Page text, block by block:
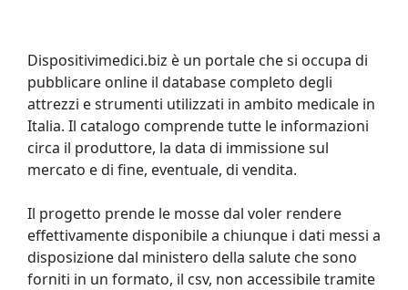
Dispositivimedici.biz è un portale che si occupa di
pubblicare online il database completo degli
attrezzi e strumenti utilizzati in ambito medicale in
Italia. Il catalogo comprende tutte le informazioni
circa il produttore, la data di immissione sul
mercato e di fine, eventuale, di vendita.
Il progetto prende le mosse dal voler rendere
effettivamente disponibile a chiunque i dati messi a
disposizione dal ministero della salute che sono
forniti in un formato, il csv, non accessibile tramite